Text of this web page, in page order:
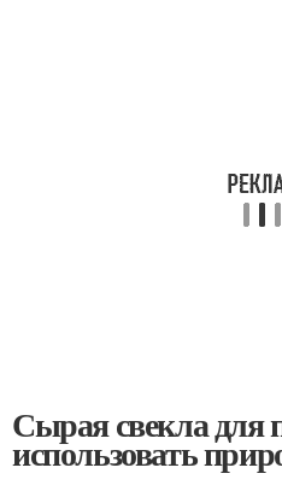
Сырая свекла для
использовать